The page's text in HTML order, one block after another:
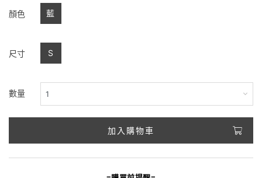
顏色 藍
尺寸 S
數量
加入購物車